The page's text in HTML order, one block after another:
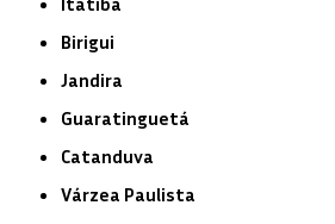
Birigui
Jandira
Guaratinguetá
Catanduva
Várzea Paulista